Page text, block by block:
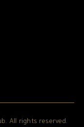
All rights reserved.